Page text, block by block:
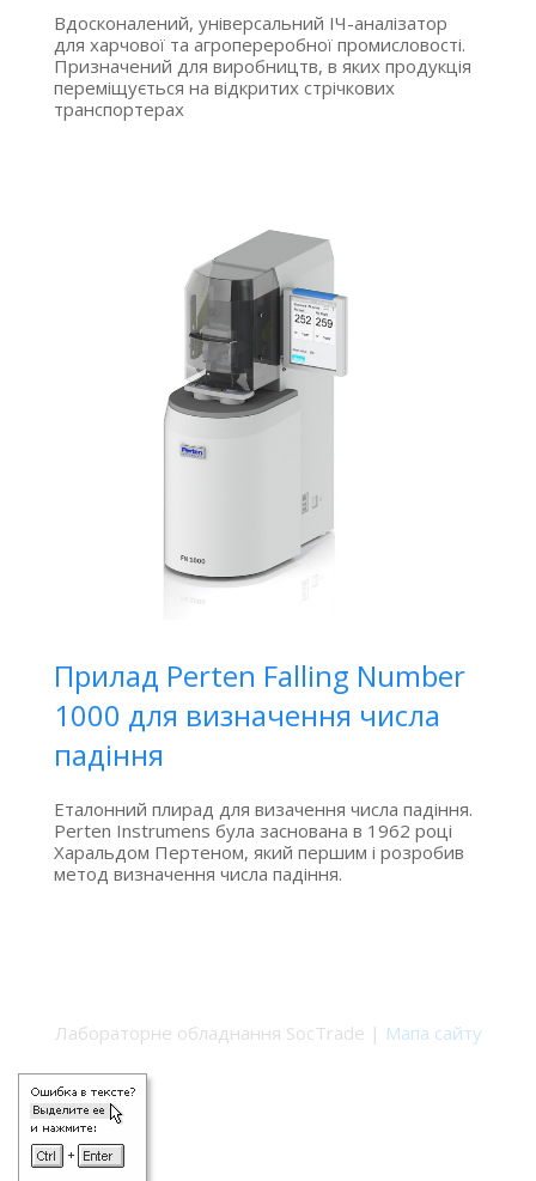
Вдосконалений, універсальний ІЧ-аналізатор
для харчової та агропереробної промисловості.
Призначений для виробництв, в яких продукція
переміщується на відкритих стрічкових
транспортерах
Прилад Perten Falling Number
1000 для визначення числа
падіння
Еталонний плирад для визачення числа падіння.
Perten Instrumens була заснована в 1962 році
Харальдом Пертеном, який першим і розробив
метод визначення числа падіння.
Лабораторне обладнання SocTrade | Мапа сайту